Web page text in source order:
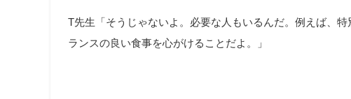
T先生「そうじゃないよ。必要な人もいるんだ。例えば、
ランスの良い食事を心がけることだよ。」